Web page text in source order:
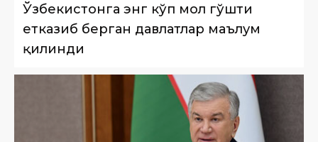
Ўзбекистонга энг кўп мол гўшти
етказиб берган давлатлар маълум
қилинди